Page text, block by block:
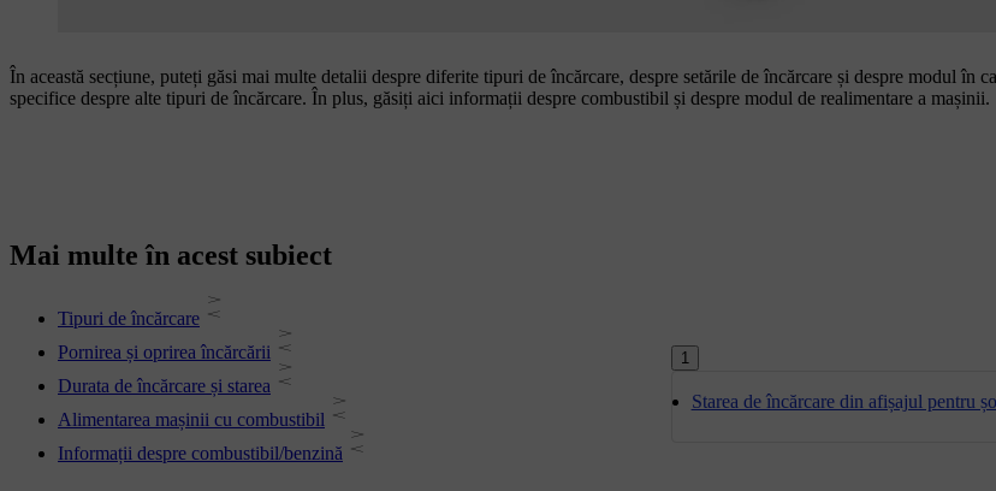
1
Starea de încărcare din afișajul pentru
În această secțiune, puteți găsi mai multe detalii despre diferite tipuri de încărcare, despre setările de încărcare și despre modul
specifice despre alte tipuri de încărcare. În plus, găsiți aici informații despre combustibil și despre modul de realimentare a mașinii.
Mai multe în acest subiect
Tipuri de încărcare
Pornirea și oprirea încărcării
Durata de încărcare și starea
Alimentarea mașinii cu combustibil
Informații despre combustibil/benzină